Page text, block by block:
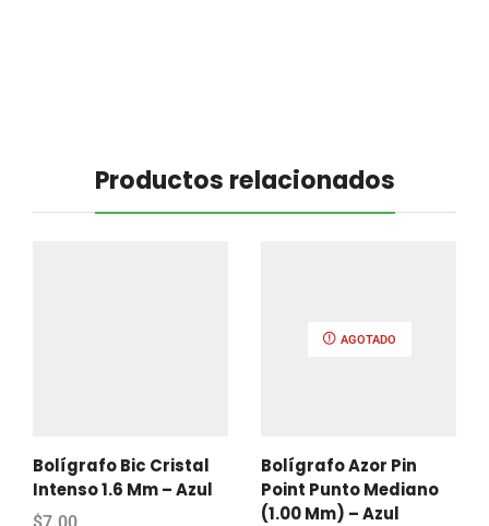
Productos relacionados
Bolígrafo Bic Cristal
Intenso 1.6 Mm – Azul
AGOTADO
Bolígrafo Azor Pin
Point Punto Mediano
(1.00 Mm) – Azul